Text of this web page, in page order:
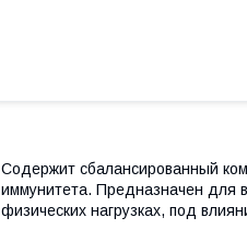
Содержит сбалансированный
иммунитета. Предназначен для
физических нагрузках, под